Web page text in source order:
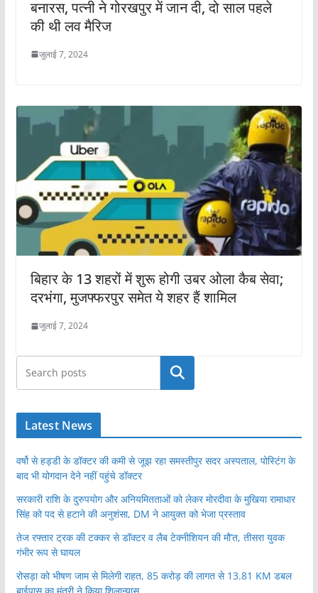
बनारस, पत्नी ने गोरखपुर में जान दी, दो साल पहले
की थी लव मैरिज
जुलाई 7, 2024
बिहार के 13 शहरों में शुरू होगी उबर ओला कैब सेवा;
दरभंगा, मुजफ्फरपुर समेत ये शहर हैं शामिल
जुलाई 7, 2024
खोजें
Latest News
वर्षो से हड्डी के डॉक्टर की कमी से जूझ रहा समस्तीपुर सदर अस्पताल, पोस्टिंग के
बाद भी योगदान देने नहीं पहुंचे डॉक्टर
सरकारी राशि के दुरुपयोग और अनियमितताओं को लेकर मोरदीवा के मुखिया रामाधार
सिंह को पद से हटाने की अनुशंसा, DM ने आयुक्त को भेजा प्रस्ताव
तेज रफ्तार ट्रक की टक्कर से डॉक्टर व लैब टेक्नीशियन की मौ’त, तीसरा युवक
गंभीर रूप से घायल
रोसड़ा को भीषण जाम से मिलेगी राहत, 85 करोड़ की लागत से 13.81 KM डबल